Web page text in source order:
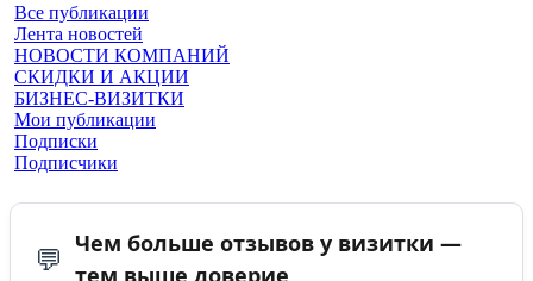
Все публикации
Лента новостей
НОВОСТИ КОМПАНИЙ
СКИДКИ И АКЦИИ
БИЗНЕС-ВИЗИТКИ
Мои публикации
Подписки
Подписчики
💬 Чем больше отзывов у визитки —
тем выше доверие